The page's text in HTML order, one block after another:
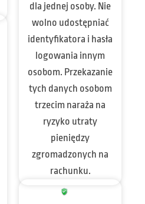
dla jednej osoby. Nie
wolno udostępniać
identyfikatora i hasła
logowania innym
osobom. Przekazanie
tych danych osobom
trzecim naraża na
ryzyko utraty
pieniędzy
zgromadzonych na
rachunku.